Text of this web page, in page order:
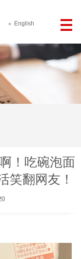
English
！吃碗泡面
笑翻网友！